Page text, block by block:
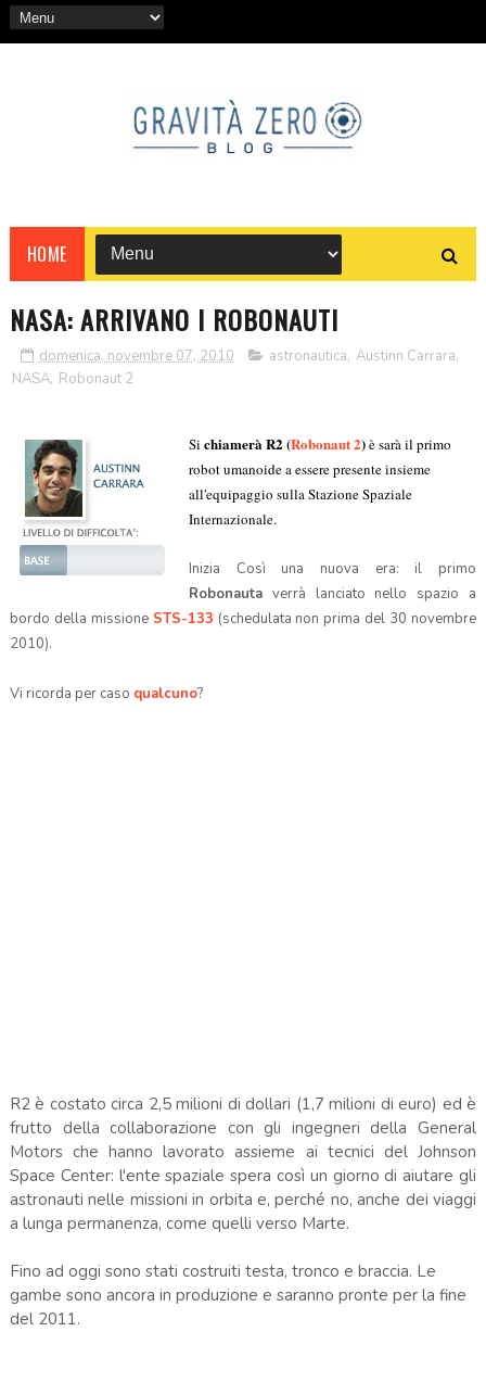
HOME
NASA: ARRIVANO I ROBONAUTI
domenica, novembre 07, 2010 astronautica, Austinn Carrara,
NASA, Robonaut 2
Si chiamerà R2 (Robonaut 2)è sarà il primo
robot umanoide a essere presente insieme
all'equipaggio sulla Stazione Spaziale
Internazionale.
Inizia Così una nuova era: il primo
Robonautaverrà lanciato nello spazio a
bordo della missione STS-133 (schedulata non prima del 30 novembre
2010).
Vi ricorda per caso qualcuno?
R2 è costato circa 2,5 milioni di dollari (1,7 milioni di euro) ed è
frutto della collaborazione con gli ingegneri della General
Motors che hanno lavorato assieme ai tecnici del Johnson
Space Center: l'ente spaziale spera così un giorno di aiutare gli
astronauti nelle missioni in orbita e, perché no, anche dei viaggi
a lunga permanenza, come quelli verso Marte.
Fino ad oggi sono stati costruiti testa, tronco e braccia. Le
gambe sono ancora in produzione e saranno pronte per la fine
del 2011.